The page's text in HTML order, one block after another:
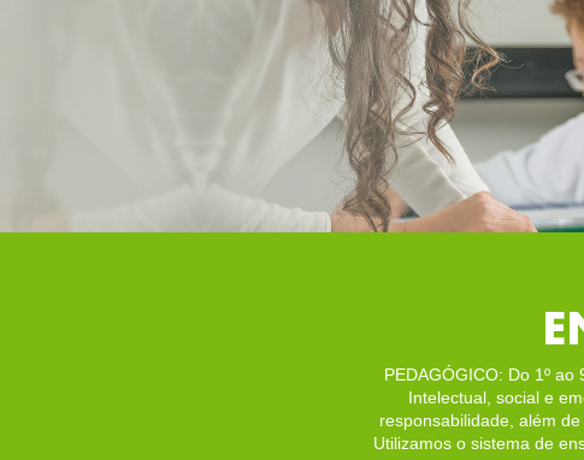
PEDAGÓGICO: Do 1º
Intelectual, social e
responsabilidade, além
Utilizamos o sistema de